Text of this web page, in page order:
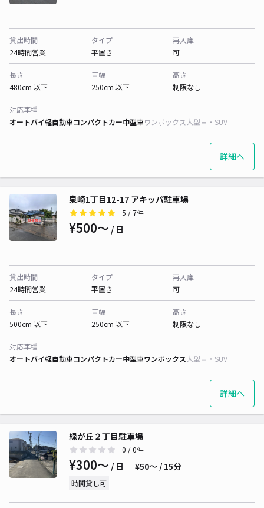
貸出時間
24時間営業
タイプ
平置き
再入庫
可
長さ
480cm 以下
車幅
250cm 以下
高さ
制限なし
対応車種
オートバイ軽自動車コンパクトカー中型車ワンボックス大型車・SUV
詳細へ
泉崎1丁目12-17 アキッパ駐車場
5 / 7件
¥500〜 / 日
貸出時間
24時間営業
タイプ
平置き
再入庫
可
長さ
500cm 以下
車幅
250cm 以下
高さ
制限なし
対応車種
オートバイ軽自動車コンパクトカー中型車ワンボックス大型車・SUV
詳細へ
緑が丘２丁目駐車場
0 / 0件
¥300〜 / 日 ¥50〜 / 15分
時間貸し可